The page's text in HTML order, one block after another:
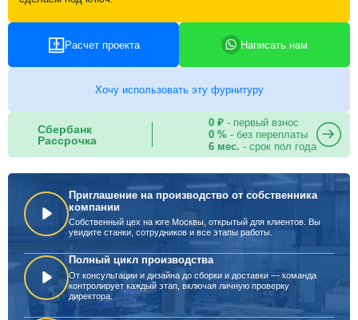
Расчет проекта Написать нам
Хочу использовать эту фурнитуру
Сбербанк
Рассрочка
0 ₽- первый взнос
0 %- без переплаты
6 мес. - срок пол года
Приглашение на производство от собственника
компании
Собственный цех на юге Москвы, открытый для клиентов. Вы
увидите станки, сотрудников и все этапы работы.
Полный цикл производства
От консультации и дизайна до сборки и доставки — команда
контролирует каждый этап, включая личную проверку
директора.